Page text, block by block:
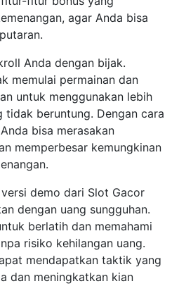
agar Anda bisa
Anda dengan bijak.
memulai permainan dan
untuk menggunakan lebih
tidak beruntung. Dengan cara
bisa merasakan
memperbesar kemungkinan
demo dari Slot Gacor
dengan uang sungguhan.
berlatih dan memahami
risiko kehilangan uang.
mendapatkan taktik yang
dan meningkatkan kian